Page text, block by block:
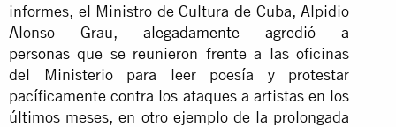
informes, el Ministro de Cultura de Cuba, Alpidio
Alonso Grau,alegadamente agredió a
personas que se reunieron frente a las oficinas
del Ministerio para leer poesía y protestar
pacíficamente contra los ataques a artistas en los
últimos meses, en otro ejemplo de la prolongada